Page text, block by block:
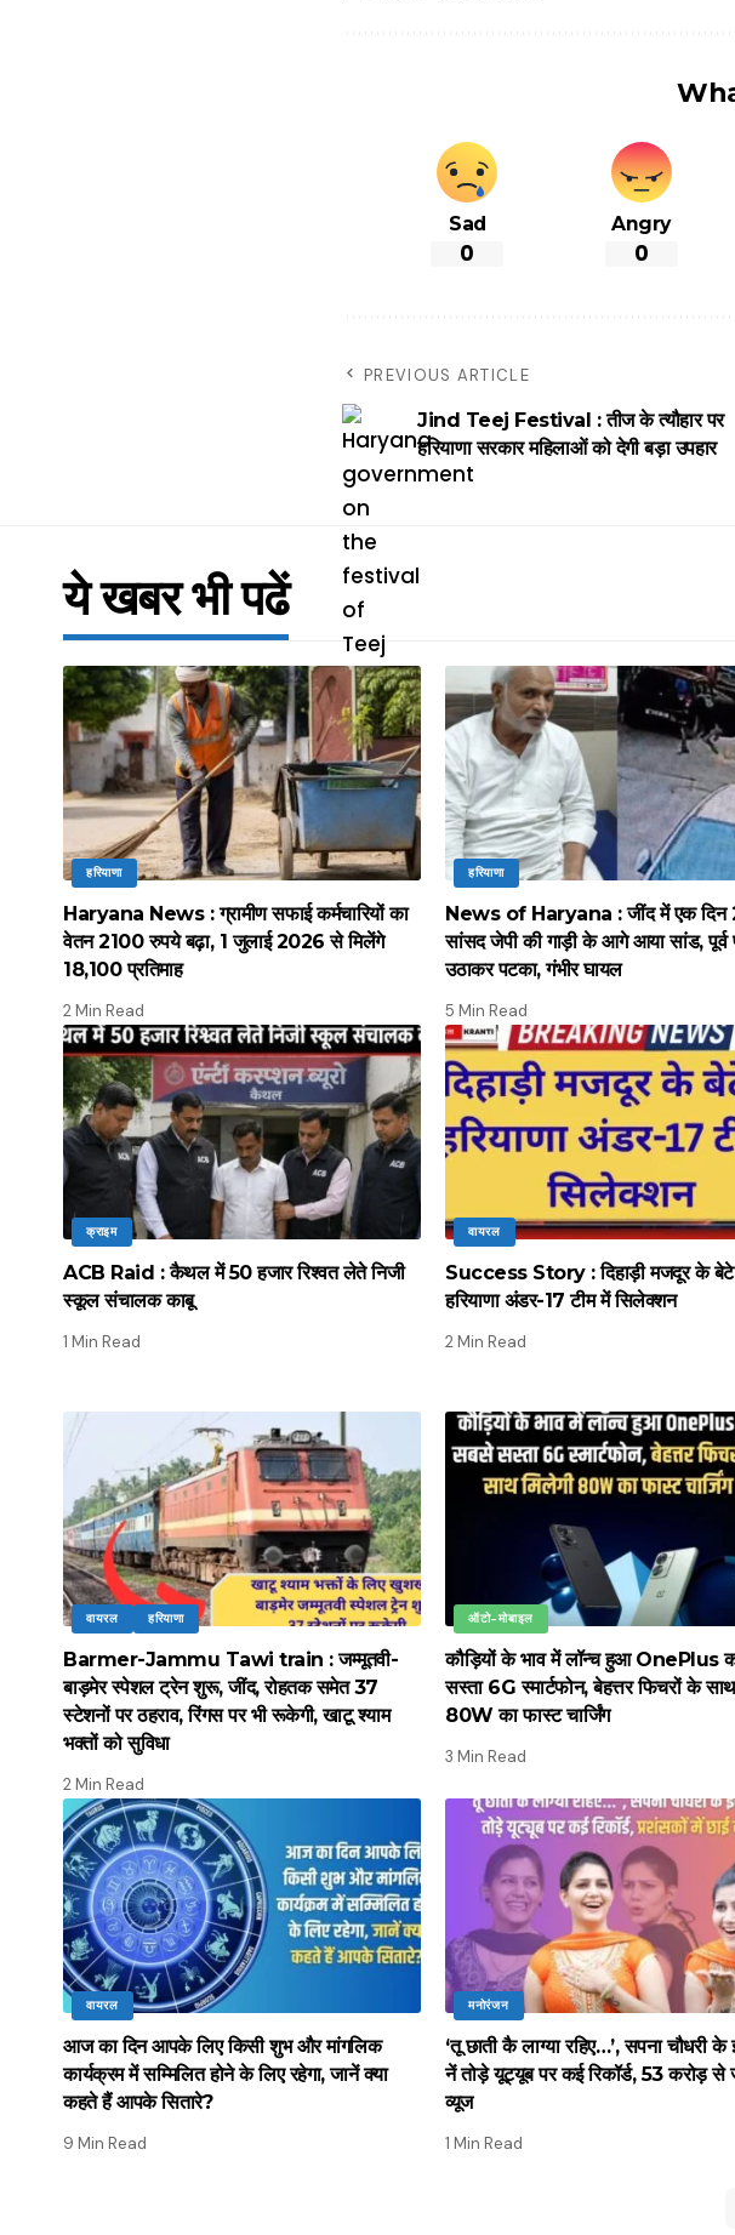
Sad
0
Angry
0
PREVIOUS ARTICLE
Jind Teej Festival : तीज के त्यौहार पर
हरियाणा सरकार महिलाओं को देगी बड़ा उपहार
ये खबर भी पढें
हरियाणा
Haryana News : ग्रामीण सफाई कर्मचारियों का
वेतन 2100 रुपये बढ़ा, 1 जुलाई 2026 से मिलेंगे
18,100 प्रतिमाह
2 Min Read
हरियाणा
News of Haryana : जींद में एक दिन
सांसद जेपी की गाड़ी के आगे आया सांड, पूर्व
उठाकर पटका, गंभीर घायल
5 Min Read
क्राइम
ACB Raid : कैथल में 50 हजार रिश्वत लेते निजी
स्कूल संचालक काबू
1 Min Read
वायरल
Success Story : दिहाड़ी मजदूर के
हरियाणा अंडर-17 टीम में सिलेक्शन
2 Min Read
वायरल हरियाणा
Barmer-Jammu Tawi train : जम्मूतवी-
बाड़मेर स्पेशल ट्रेन शुरू, जींद, रोहतक समेत 37
स्टेशनों पर ठहराव, रिंगस पर भी रूकेगी, खाटू श्याम
भक्तों को सुविधा
2 Min Read
ऑटो-मोबाइल
कौड़ियों के भाव में लॉन्च हुआ OnePlus
सस्ता 6G स्मार्टफोन, बेहत्तर फिचरों के
80W का फास्ट चार्जिंग
3 Min Read
वायरल
आज का दिन आपके लिए किसी शुभ और मांगलिक
कार्यक्रम में सम्मिलित होने के लिए रहेगा, जानें क्या
कहते हैं आपके सितारे?
9 Min Read
मनोरंजन
‘तू छाती कै लाग्या रहिए…’, सपना चौधरी के
नें तोड़े यूट्यूब पर कई रिकॉर्ड, 53 करोड़ से
व्यूज
1 Min Read